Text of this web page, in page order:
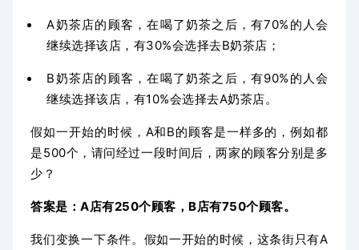
A奶茶店的顾客，在喝了奶茶之后，有70%的人会
继续选择该店，有30%会选择去B奶茶店；
B奶茶店的顾客，在喝了奶茶之后，有90%的人会
继续选择该店，有10%会选择去A奶茶店。
假如一开始的时候，A和B的顾客是一样多的，例如都
是500个，请问经过一段时间后，两家的顾客分别是多
少？
答案是：A店有250个顾客，B店有750个顾客。
我们变换一下条件。假如一开始的时候，这条街只有A